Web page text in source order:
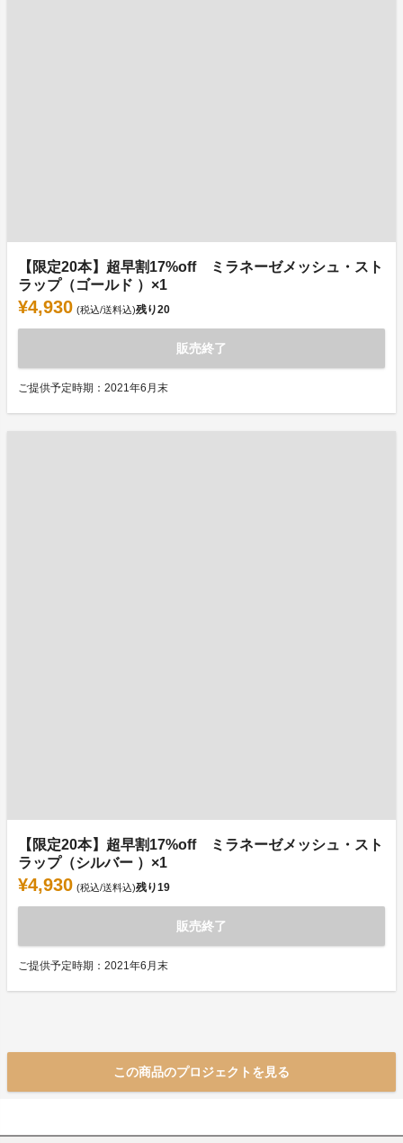
【限定20本】超早割17%off ミラネーゼメッシュ・スト
ラップ（ゴールド ）×1
¥4,930 (税込/送料込)残り20
販売終了
ご提供予定時期：2021年6月末
【限定20本】超早割17%off ミラネーゼメッシュ・スト
ラップ（シルバー ）×1
¥4,930 (税込/送料込)残り19
販売終了
ご提供予定時期：2021年6月末
この商品のプロジェクトを見る